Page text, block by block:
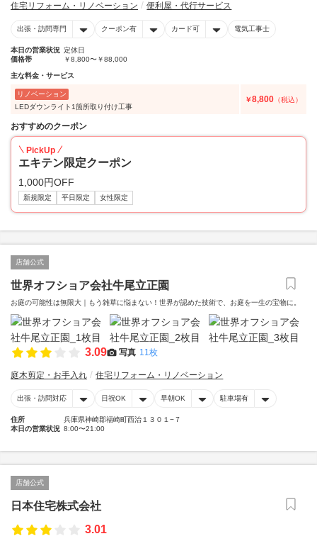
住宅リフォーム・リノベーション 便利屋・代行サービス
出張・訪問専門 クーポン有 カード可 電気工事士
本日の営業状況 定休日
価格帯
￥8,800〜￥88,000
主な料金・サービス
リノベーション
LEDダウンライト1箇所取り付け工事
￥8,800 （税込）
おすすめのクーポン
PickUp
エキテン限定クーポン
1,000円OFF
新規限定 平日限定 女性限定
店舗公式
世界オフショア会社牛尾立正園
お庭の可能性は無限大｜もう雑草に悩まない！世界が認めた技術で、お庭を一生の宝物に。
3.09 写真 11枚
庭木剪定・お手入れ 住宅リフォーム・リノベーション
出張・訪問対応 日祝OK 早朝OK 駐車場有
住所
兵庫県神崎郡福崎町西治１３０１−７
本日の営業状況 8:00〜21:00
店舗公式
日本住宅株式会社
3.01